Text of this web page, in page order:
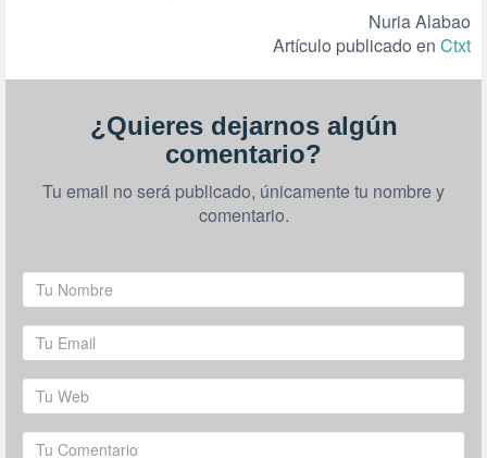
Nuria Alabao
Artículo publicado en Ctxt
¿Quieres dejarnos algún
comentario?
Tu email no será publicado, únicamente tu nombre y
comentario.